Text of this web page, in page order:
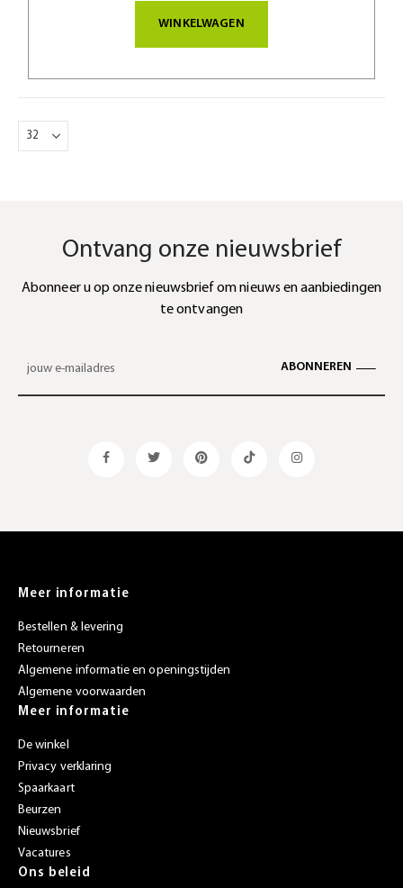
WINKELWAGEN
Ontvang onze nieuwsbrief
Abonneer u op onze nieuwsbrief om nieuws en aanbiedingen
te ontvangen
ABONNEREN
Meer informatie
Bestellen & levering
Retourneren
Algemene informatie en openingstijden
Algemene voorwaarden
Meer informatie
De winkel
Privacy verklaring
Spaarkaart
Beurzen
Nieuwsbrief
Vacatures
Ons beleid